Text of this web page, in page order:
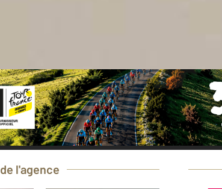
Besoin d'une estimation
Prendre rendez-vous avec un
de l'agence